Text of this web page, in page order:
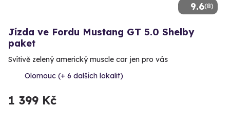
9.6(8)
Jízda ve Fordu Mustang GT 5.0 Shelby
paket
Svítivě zelený americký muscle car jen pro vás
Olomouc (+ 6 dalších lokalit)
1 399 Kč